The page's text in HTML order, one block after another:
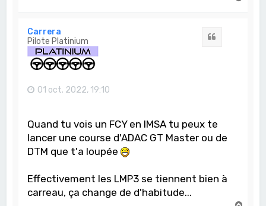
Carrera
Pilote Platinium
01 oct. 2022, 19:10
Quand tu vois un FCY en IMSA tu peux te
lancer une course d'ADAC GT Master ou de
DTM que t'a loupée
Effectivement les LMP3 se tiennent bien à
carreau, ça change de d'habitude...